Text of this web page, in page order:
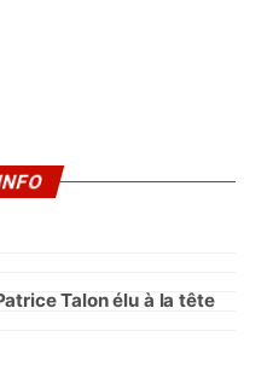
Talon élu à la tête